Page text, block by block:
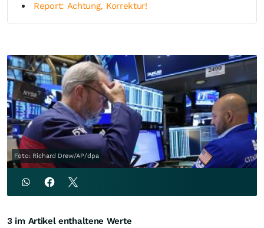
Report: Achtung, Korrektur!
Foto: Richard Drew/AP/dpa
3 im Artikel enthaltene Werte